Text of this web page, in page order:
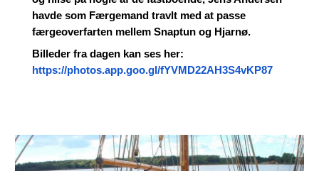
havde som Færgemand travlt med at passe
færgeoverfarten mellem Snaptun og Hjarnø.
Billeder fra dagen kan ses her:
https://photos.app.goo.gl/fYVMD22AH3S4vKP87